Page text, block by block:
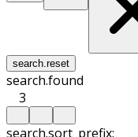
search.reset
search.found
3
search.sort_prefix: